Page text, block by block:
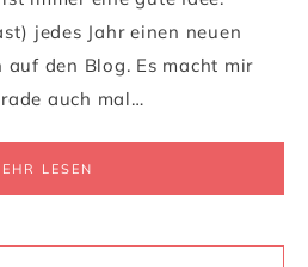
jedes Jahr einen neuen
den Blog. Es macht mir
auch mal…
LESEN